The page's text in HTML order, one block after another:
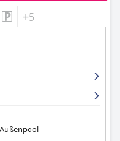
+5
Außenpool